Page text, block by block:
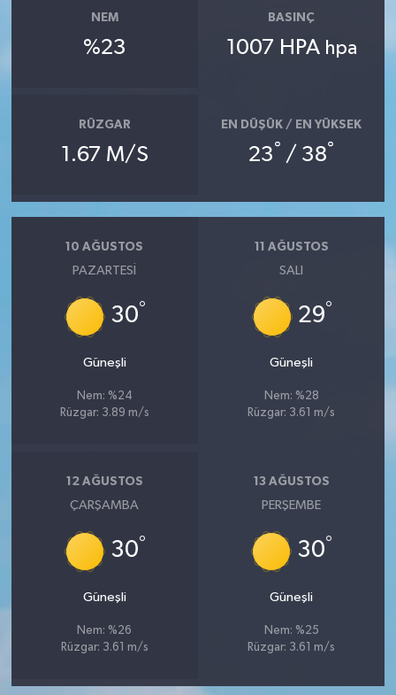
NEM
%23
BASINÇ
1007 HPA hpa
RÜZGAR
1.67 M/S
EN DÜŞÜK / EN YÜKSEK
23° / 38°
10 AĞUSTOS
PAZARTESI
30°
Güneşli
Nem: %24
Rüzgar: 3.89 m/s
11 AĞUSTOS
SALI
29°
Güneşli
Nem: %28
Rüzgar: 3.61 m/s
12 AĞUSTOS
ÇARŞAMBA
30°
Güneşli
Nem: %26
Rüzgar: 3.61 m/s
13 AĞUSTOS
PERŞEMBE
30°
Güneşli
Nem: %25
Rüzgar: 3.61 m/s